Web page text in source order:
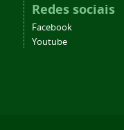
Redes sociais
Facebook
Youtube